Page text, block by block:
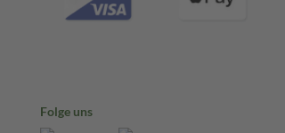
Folge uns